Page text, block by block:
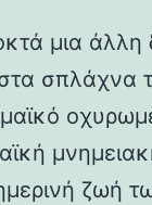
μια
σπλάχνα
ζωή